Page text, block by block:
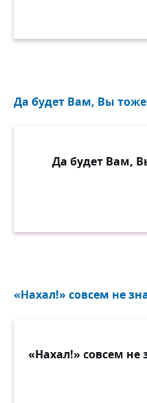
Да будет Вам, Вы
Да будет Вам,
«Нахал!» совсем не
«Нахал!» совсем не